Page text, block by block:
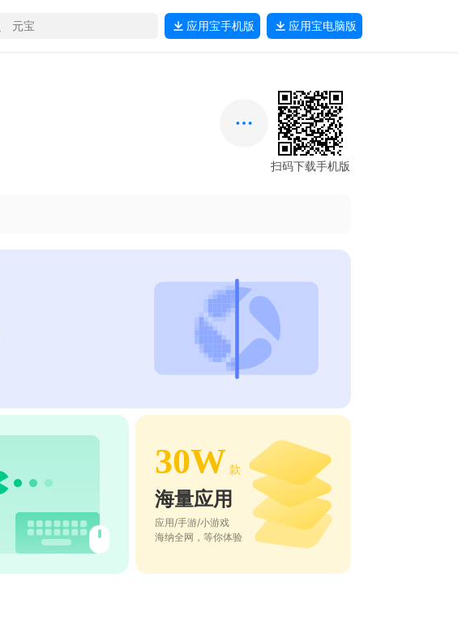
应用宝手机版 应用宝电脑版
扫码下载手机版
30W 款
海量应用
应用/手游/小游戏
海纳全网，等你体验